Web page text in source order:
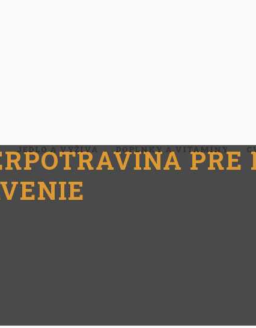
JEDLO A VÝŽIVA DOPLNKY A VITAMÍNY
PRE